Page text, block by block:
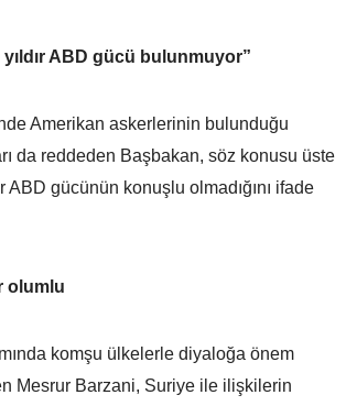
yıldır ABD gücü bulunmuyor”
Amerikan askerlerinin bulunduğu
da reddeden Başbakan, söz konusu üste
ABD gücünün konuşlu olmadığını ifade
olumlu
komşu ülkelerle diyaloğa önem
Mesrur Barzani, Suriye ile ilişkilerin